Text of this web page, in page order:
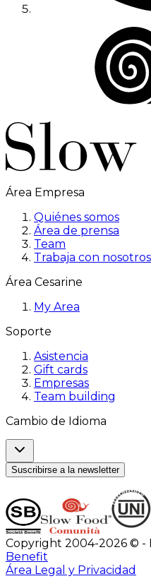
Área Empresa
Quiénes somos
Área de prensa
Team
Trabaja con nosotros
Área Cesarine
My Area
Soporte
Asistencia
Gift cards
Empresas
Team building
Cambio de Idioma
Suscribirse a la newsletter
Copyright 2004-2026 © -
Benefit
Área Legal y Privacidad